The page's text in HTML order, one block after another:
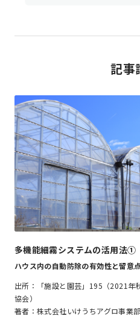
記事
多機能細霧システムの活用法①
ハウス内の自動防除の有効性と留意点
出所：「施設と園芸」195（2021年
協会）
著者：株式会社いけうちアグロ事業